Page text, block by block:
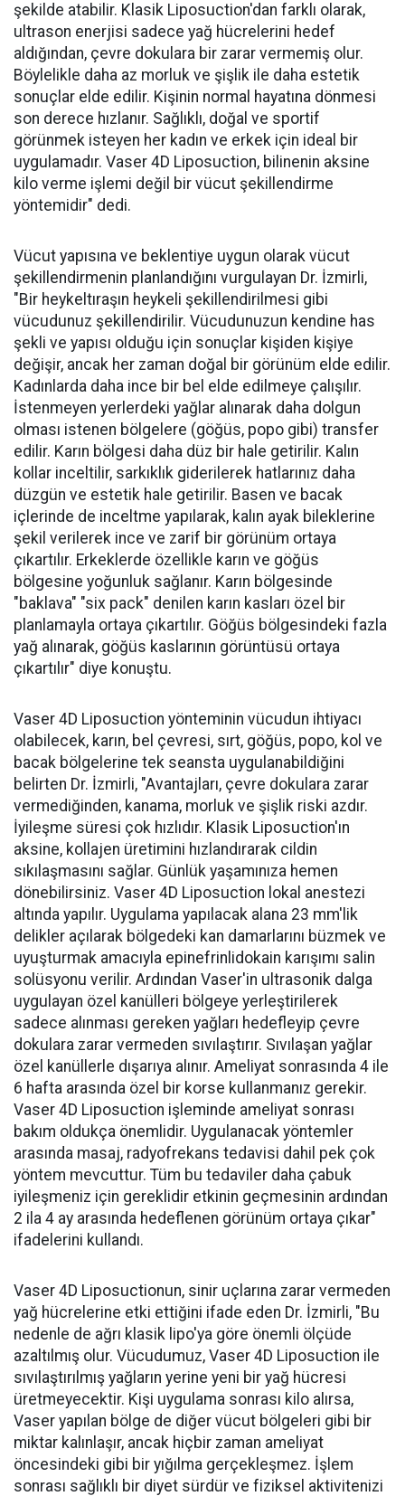
şekilde atabilir. Klasik Liposuction'dan farklı olarak,
ultrason enerjisi sadece yağ hücrelerini hedef
aldığından, çevre dokulara bir zarar vermemiş olur.
Böylelikle daha az morluk ve şişlik ile daha estetik
sonuçlar elde edilir. Kişinin normal hayatına dönmesi
son derece hızlanır. Sağlıklı, doğal ve sportif
görünmek isteyen her kadın ve erkek için ideal bir
uygulamadır. Vaser 4D Liposuction, bilinenin aksine
kilo verme işlemi değil bir vücut şekillendirme
yöntemidir" dedi.
Vücut yapısına ve beklentiye uygun olarak vücut
şekillendirmenin planlandığını vurgulayan Dr. İzmirli,
"Bir heykeltıraşın heykeli şekillendirilmesi gibi
vücudunuz şekillendirilir. Vücudunuzun kendine has
şekli ve yapısı olduğu için sonuçlar kişiden kişiye
değişir, ancak her zaman doğal bir görünüm elde edilir.
Kadınlarda daha ince bir bel elde edilmeye çalışılır.
İstenmeyen yerlerdeki yağlar alınarak daha dolgun
olması istenen bölgelere (göğüs, popo gibi) transfer
edilir. Karın bölgesi daha düz bir hale getirilir. Kalın
kollar inceltilir, sarkıklık giderilerek hatlarınız daha
düzgün ve estetik hale getirilir. Basen ve bacak
içlerinde de inceltme yapılarak, kalın ayak bileklerine
şekil verilerek ince ve zarif bir görünüm ortaya
çıkartılır. Erkeklerde özellikle karın ve göğüs
bölgesine yoğunluk sağlanır. Karın bölgesinde
"baklava" "six pack" denilen karın kasları özel bir
planlamayla ortaya çıkartılır. Göğüs bölgesindeki fazla
yağ alınarak, göğüs kaslarının görüntüsü ortaya
çıkartılır" diye konuştu.
Vaser 4D Liposuction yönteminin vücudun ihtiyacı
olabilecek, karın, bel çevresi, sırt, göğüs, popo, kol ve
bacak bölgelerine tek seansta uygulanabildiğini
belirten Dr. İzmirli, "Avantajları, çevre dokulara zarar
vermediğinden, kanama, morluk ve şişlik riski azdır.
İyileşme süresi çok hızlıdır. Klasik Liposuction'ın
aksine, kollajen üretimini hızlandırarak cildin
sıkılaşmasını sağlar. Günlük yaşamınıza hemen
dönebilirsiniz. Vaser 4D Liposuction lokal anestezi
altında yapılır. Uygulama yapılacak alana 23 mm'lik
delikler açılarak bölgedeki kan damarlarını büzmek ve
uyuşturmak amacıyla epinefrinlidokain karışımı salin
solüsyonu verilir. Ardından Vaser'in ultrasonik dalga
uygulayan özel kanülleri bölgeye yerleştirilerek
sadece alınması gereken yağları hedefleyip çevre
dokulara zarar vermeden sıvılaştırır. Sıvılaşan yağlar
özel kanüllerle dışarıya alınır. Ameliyat sonrasında 4 ile
6 hafta arasında özel bir korse kullanmanız gerekir.
Vaser 4D Liposuction işleminde ameliyat sonrası
bakım oldukça önemlidir. Uygulanacak yöntemler
arasında masaj, radyofrekans tedavisi dahil pek çok
yöntem mevcuttur. Tüm bu tedaviler daha çabuk
iyileşmeniz için gereklidir etkinin geçmesinin ardından
2 ila 4 ay arasında hedeflenen görünüm ortaya çıkar"
ifadelerini kullandı.
Vaser 4D Liposuctionun, sinir uçlarına zarar vermeden
yağ hücrelerine etki ettiğini ifade eden Dr. İzmirli, "Bu
nedenle de ağrı klasik lipo'ya göre önemli ölçüde
azaltılmış olur. Vücudumuz, Vaser 4D Liposuction ile
sıvılaştırılmış yağların yerine yeni bir yağ hücresi
üretmeyecektir. Kişi uygulama sonrası kilo alırsa,
Vaser yapılan bölge de diğer vücut bölgeleri gibi bir
miktar kalınlaşır, ancak hiçbir zaman ameliyat
öncesindeki gibi bir yığılma gerçekleşmez. İşlem
sonrası sağlıklı bir diyet sürdür ve fiziksel aktivitenizi